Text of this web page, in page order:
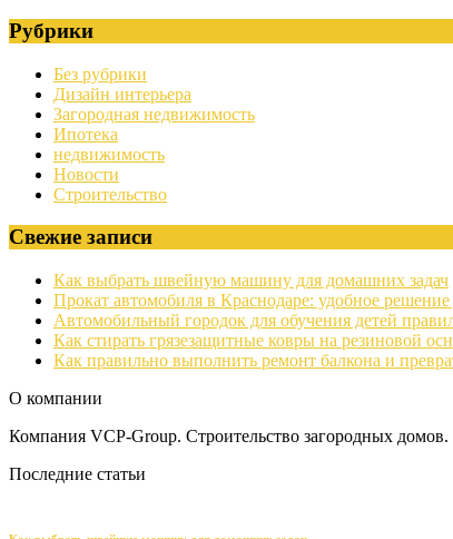
Рубрики
Без рубрики
Дизайн интерьера
Загородная недвижимость
Ипотека
недвижимость
Новости
Строительство
Свежие записи
Как выбрать швейную машину для домашних задач
Прокат автомобиля в Краснодаре: удобное
Автомобильный городок для обучения детей
Как стирать грязезащитные ковры на резиновой
Как правильно выполнить ремонт балкона и
О компании
Компания VCP-Group. Строительство загородных домов.
Последние статьи